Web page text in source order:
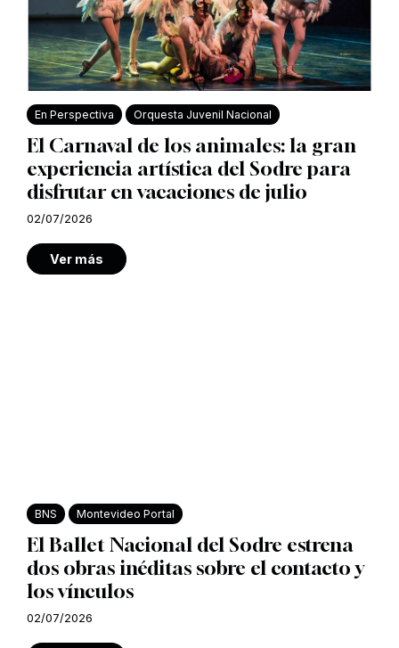
En Perspectiva Orquesta Juvenil Nacional
El Carnaval de los animales: la gran
experiencia artística del Sodre para
disfrutar en vacaciones de julio
02/07/2026
Ver más
BNS Montevideo Portal
El Ballet Nacional del Sodre estrena
dos obras inéditas sobre el contacto y
los vínculos
02/07/2026